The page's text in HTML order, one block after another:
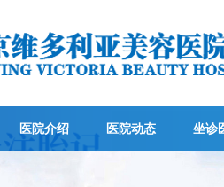
医院介绍 医院动态 坐诊